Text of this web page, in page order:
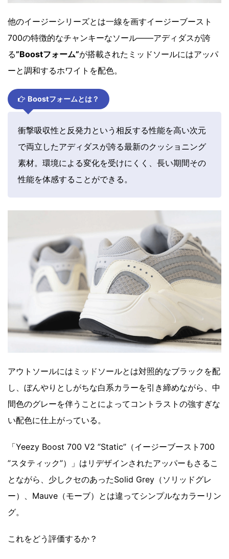
他のイージーシリーズとは一線を画すイージーブースト
700の特徴的なチャンキーなソール――アディダスが誇
る”Boostフォーム”が搭載されたミッドソールにはアッパ
ーと調和するホワイトを配色。
Boostフォームとは？
衝撃吸収性と反発力という相反する性能を高い次元
で両立したアディダスが誇る最新のクッショニング
素材。環境による変化を受けにくく、長い期間その
性能を体感することができる。
アウトソールにはミッドソールとは対照的なブラックを配
し、ぼんやりとしがちな白系カラーを引き締めながら、中
間色のグレーを伴うことによってコントラストの強すぎな
い配色に仕上がっている。
「Yeezy Boost 700 V2 ”Static”（イージーブースト700
”スタティック”）」はリデザインされたアッパーもさるこ
とながら、少しクセのあったSolid Grey（ソリッドグレ
ー）、Mauve（モーブ）とは違ってシンプルなカラーリン
グ。
これをどう評価するか？